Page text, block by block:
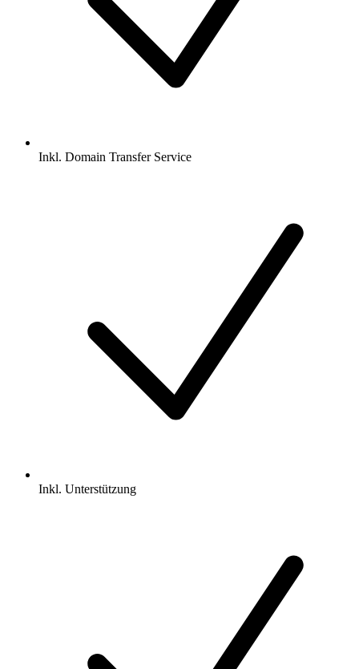
Inkl. Domain Transfer Service
Inkl. Unterstützung